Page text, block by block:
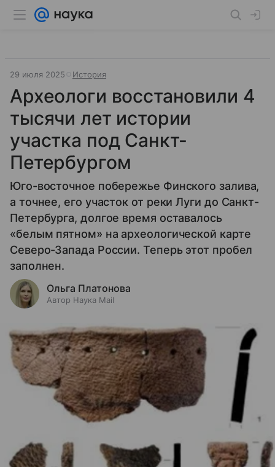
29 июля 2025 История
Археологи восстановили 4
тысячи лет истории
участка под Санкт-
Петербургом
Юго-восточное побережье Финского залива,
а точнее, его участок от реки Луги до Санкт-
Петербурга, долгое время оставалось
«белым пятном» на археологической карте
Северо-Запада России. Теперь этот пробел
заполнен.
Ольга Платонова
Автор Наука Mail